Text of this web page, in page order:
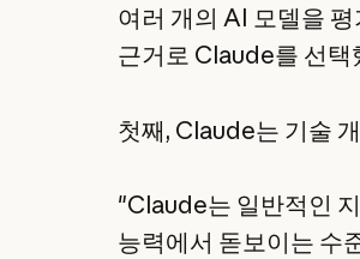
여러 개의 AI 모델을
근거로 Claude를 선택
첫째, Claude는 기술
"Claude는 일반적인
능력에서 돋보이는 수